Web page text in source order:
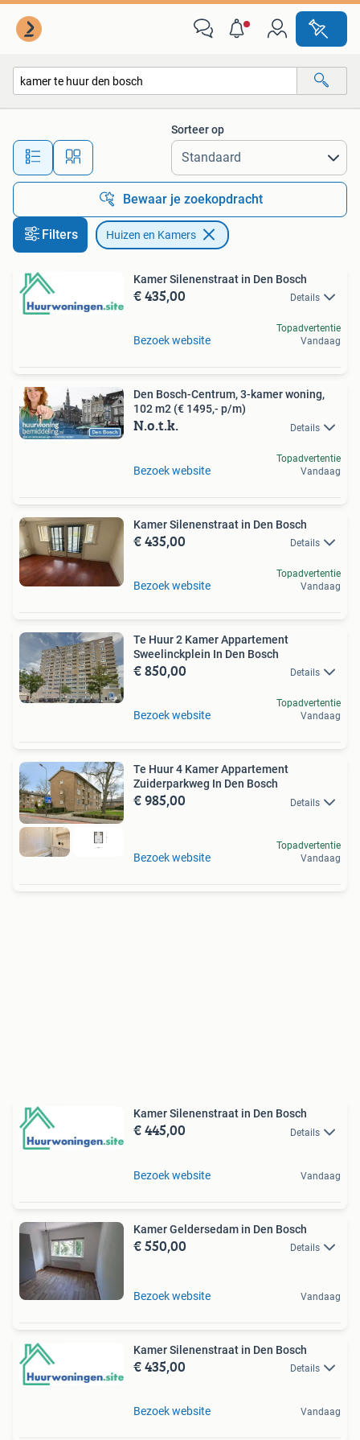
Alle afstanden…
Sorteer op
Bewaar je zoekopdracht
Filters Huizen en Kamers
Kamer Silenenstraat in Den Bosch
€ 435,00 Details
Bezoek website
Topadvertentie
Vandaag
Den Bosch-Centrum, 3-kamer woning,
102 m2 (€ 1495,- p/m)
N.o.t.k. Details
Bezoek website
Topadvertentie
Vandaag
Kamer Silenenstraat in Den Bosch
€ 435,00 Details
Bezoek website
Topadvertentie
Vandaag
Te Huur 2 Kamer Appartement
Sweelinckplein In Den Bosch
€ 850,00 Details
Bezoek website
Topadvertentie
Vandaag
Te Huur 4 Kamer Appartement
Zuiderparkweg In Den Bosch
€ 985,00 Details
Bezoek website
Topadvertentie
Vandaag
Kamer Silenenstraat in Den Bosch
€ 445,00 Details
Bezoek website Vandaag
Kamer Geldersedam in Den Bosch
€ 550,00 Details
Bezoek website Vandaag
Kamer Silenenstraat in Den Bosch
€ 435,00 Details
Bezoek website Vandaag